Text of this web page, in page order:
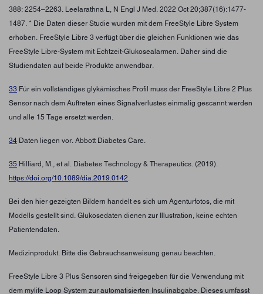
388: 2254–2263. Leelarathna L, N Engl J Med. 2022 Oct 20;387(16):1477-
1487. * Die Daten dieser Studie wurden mit dem FreeStyle Libre System
erhoben. FreeStyle Libre 3 verfügt über die gleichen Funktionen wie das
FreeStyle Libre-System mit Echtzeit-Glukosealarmen. Daher sind die
Studiendaten auf beide Produkte anwendbar.
33 Für ein vollständiges glykämisches Profil muss der FreeStyle Libre 2 Plus
Sensor nach dem Auftreten eines Signalverlustes einmalig gescannt werden
und alle 15 Tage ersetzt werden.
34 Daten liegen vor. Abbott Diabetes Care.
35 Hilliard, M., et al. Diabetes Technology & Therapeutics. (2019).
https://doi.org/10.1089/dia.2019.0142.
Bei den hier gezeigten Bildern handelt es sich um Agenturfotos, die mit
Modells gestellt sind. Glukosedaten dienen zur Illustration, keine echten
Patientendaten.
Medizinprodukt. Bitte die Gebrauchsanweisung genau beachten.
FreeStyle Libre 3 Plus Sensoren sind freigegeben für die Verwendung mit
dem mylife Loop System zur automatisierten Insulinabgabe. Dieses umfasst